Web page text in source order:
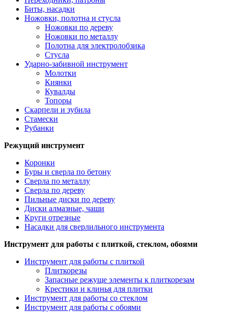
Биты, насадки
Ножовки, полотна и стусла
Ножовки по дереву
Ножовки по металлу
Полотна для электролобзика
Стусла
Ударно-забивной инструмент
Молотки
Киянки
Кувалды
Топоры
Скарпели и зубила
Стамески
Рубанки
Режущий инструмент
Коронки
Буры и сверла по бетону
Сверла по металлу
Сверла по дереву
Пильные диски по дереву
Диски алмазные, чаши
Круги отрезные
Насадки для сверлильного инструмента
Инструмент для работы с плиткой, стеклом, обоями
Инструмент для работы с плиткой
Плиткорезы
Запасные режуще элементы к плиткорезам
Крестики и клинья для плитки
Инструмент для работы со стеклом
Инструмент для работы с обоями